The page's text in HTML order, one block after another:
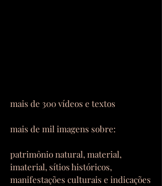
mais de 300 vídeos e textos
mais de mil imagens sobre:
patrimônio natural, material,
imaterial, sítios históricos,
manifestações culturais e indicações